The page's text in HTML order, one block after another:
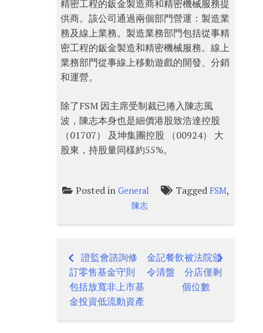
精密工程的鈑金製造商和精密機械服務提
供商。該公司通過兩個部門營運：製造業
務及線上業務。製造業務部門包括從事精
密工程的鈑金製造和精密機械服務。線上
業務部門從事線上移動遊戲的開發、分銷
和運營。
除了FSM 因主席受制裁已捲入陳志風
波，陳志本身也是細價港股致浩達控股
（01707） 及坤集團控股 （00924） 大
股東，持股量同樣約55%。
Posted in General Tagged FSM,
陳志
Post
navigation
證監會諮詢修
訂零售基金守則
包括放寬非上市基
金投資低流動資產
金記餐飲被法院頒
令清盤 分店僅剩
個位數